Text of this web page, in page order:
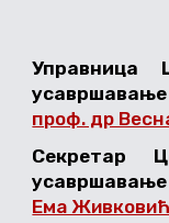
Управница
усавршавање
проф. др
Секретар
усавршавање
Ема